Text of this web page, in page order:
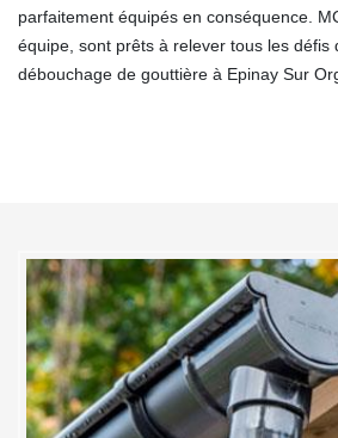
parfaitement équipés en conséquence.
équipe, sont prêts à relever tous les défis
débouchage de gouttière à Epinay Sur